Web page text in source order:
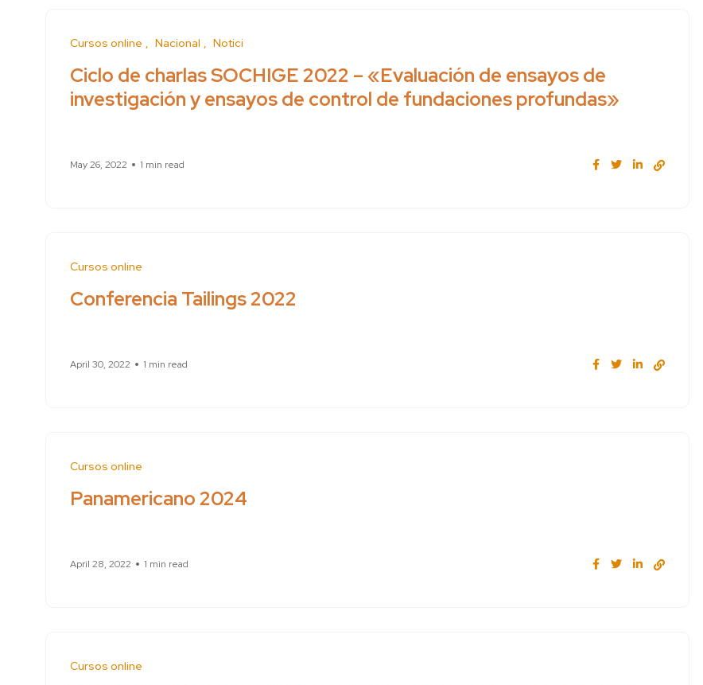
Cursos online Nacional News
Ciclo de charlas SOCHIGE 2022 – «Evaluación de ensayos de
investigación y ensayos de control de fundaciones profundas»
May 26, 2022 1 min read
Cursos online
Conferencia Tailings 2022
April 30, 2022 1 min read
Cursos online
Panamericano 2024
April 28, 2022 1 min read
Cursos online